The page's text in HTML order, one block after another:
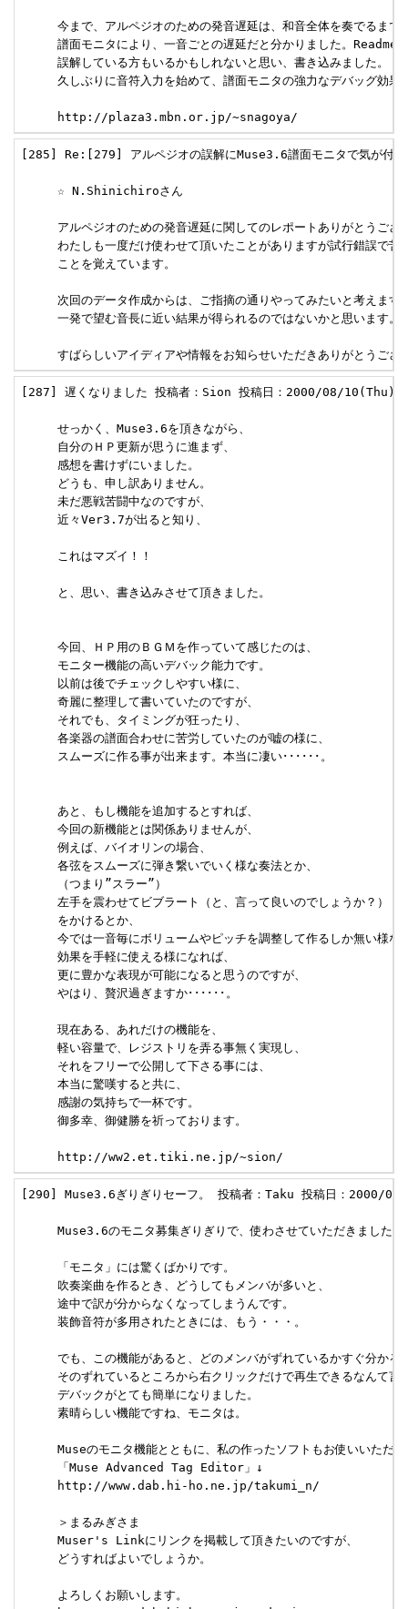
今まで、アルペジオのための発音遅延は、和音全体を奏でるまで
譜面モニタにより、一音ごとの遅延だと分かりました。
     誤解している方もいるかもしれないと思い、書き込みました。
久しぶりに音符入力を始めて、譜面モニタの強力なデバッグ効果
     http://plaza3.mbn.or.jp/~snagoya/
[285] Re:[279] アルペジオの誤解にMuse3.6譜面モニタで気が
     ☆ N.Shinichiroさん
アルペジオのための発音遅延に関してのレポートありがとうござ
わたしも一度だけ使わせて頂いたことがありますが試行錯誤で苦
     ことを覚えています。
次回のデータ作成からは、ご指摘の通りやってみたいと考えます
     一発で望む音長に近い結果が得られるのではないかと思います。
すばらしいアイディアや情報をお知らせいただきありがとうござ
[287] 遅くなりました 投稿者：Sion 投稿日：2000/08/
     せっかく、Muse3.6を頂きながら、
     自分のＨＰ更新が思うに進まず、
     感想を書けずにいました。
     どうも、申し訳ありません。
     未だ悪戦苦闘中なのですが、
     近々Ver3.7が出ると知り、
     これはマズイ！！
     と、思い、書き込みさせて頂きました。
     今回、ＨＰ用のＢＧＭを作っていて感じたのは、
     モニター機能の高いデバック能力です。
     以前は後でチェックしやすい様に、
     奇麗に整理して書いていたのですが、
     それでも、タイミングが狂ったり、
     各楽器の譜面合わせに苦労していたのが嘘の様に、
     スムーズに作る事が出来ます。本当に凄い･･････。
     あと、もし機能を追加するとすれば、
     今回の新機能とは関係ありませんが、
     例えば、バイオリンの場合、
     各弦をスムーズに弾き繋いでいく様な奏法とか、
     （つまり”スラー”）
     左手を震わせてビブラート（と、言って良いのでしょうか？）
     をかけるとか、
     今では一音毎にボリュームやピッチを調整して作るしか無い様な
     効果を手軽に使える様になれば、
     更に豊かな表現が可能になると思うのですが、
     やはり、贅沢過ぎますか･･････。
     現在ある、あれだけの機能を、
     軽い容量で、レジストリを弄る事無く実現し、
     それをフリーで公開して下さる事には、
     本当に驚嘆すると共に、
     感謝の気持ちで一杯です。
     御多幸、御健勝を祈っております。
     http://ww2.et.tiki.ne.jp/~sion/
[290] Muse3.6ぎりぎりセーフ。 投稿者：Taku 投稿日：
     Muse3.6のモニタ募集ぎりぎりで、使わさせていただきました。
     「モニタ」には驚くばかりです。
     吹奏楽曲を作るとき、どうしてもメンバが多いと、
     途中で訳が分からなくなってしまうんです。
     装飾音符が多用されたときには、もう・・・。
でも、この機能があると、どのメンバがずれているかすぐ分かる
そのずれているところから右クリックだけで再生できるなんて言
     デバックがとても簡単になりました。
     素晴らしい機能ですね、モニタは。
Museのモニタ機能とともに、私の作ったソフトもお使いいただけ
     「Muse Advanced Tag Editor」↓
     http://www.dab.hi-ho.ne.jp/takumi_n/
     ＞まるみぎさま
     Muser's Linkにリンクを掲載して頂きたいのですが、
     どうすればよいでしょうか。
     よろしくお願いします。